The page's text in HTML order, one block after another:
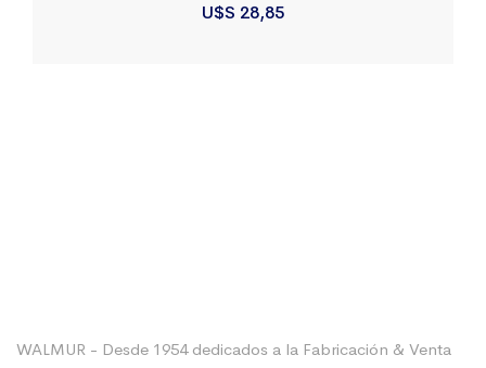
U$S 28,85
WALMUR - Desde 1954 dedicados a la Fabricación & Venta